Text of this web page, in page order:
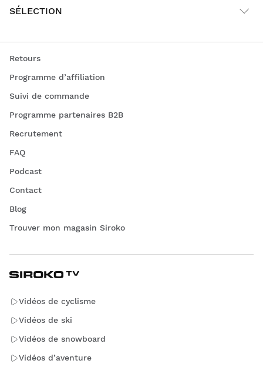
SÉLECTION
Retours
Programme d’affiliation
Suivi de commande
Programme partenaires B2B
Recrutement
FAQ
Podcast
Contact
Blog
Trouver mon magasin Siroko
Vidéos de cyclisme
Vidéos de ski
Vidéos de snowboard
Vidéos d’aventure